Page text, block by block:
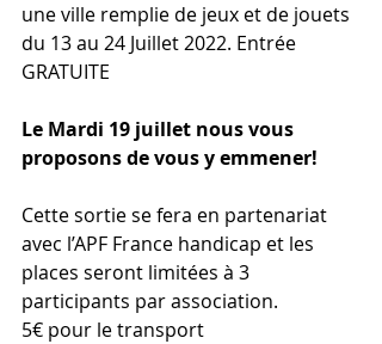
une ville remplie de jeux et de jouets
du 13 au 24 Juillet 2022. Entrée
GRATUITE
Le Mardi 19 juillet nous vous
proposons de vous y emmener!
Cette sortie se fera en partenariat
avec l’APF France handicap et les
places seront limitées à 3
participants par association.
5€ pour le transport